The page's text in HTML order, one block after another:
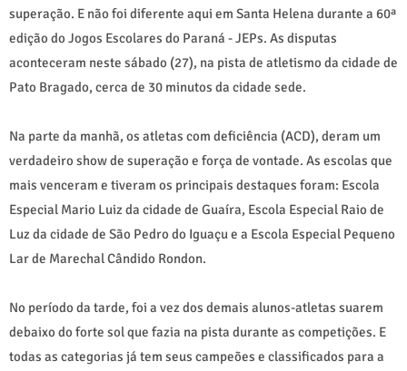
superação. E não foi diferente aqui em Santa Helena durante a 60ª
edição do Jogos Escolares do Paraná - JEPs. As disputas
aconteceram neste sábado (27), na pista de atletismo da cidade de
Pato Bragado, cerca de 30 minutos da cidade sede.
Na parte da manhã, os atletas com deficiência (ACD), deram um
verdadeiro show de superação e força de vontade. As escolas que
mais venceram e tiveram os principais destaques foram: Escola
Especial Mario Luiz da cidade de Guaíra, Escola Especial Raio de
Luz da cidade de São Pedro do Iguaçu e a Escola Especial Pequeno
Lar de Marechal Cândido Rondon.
No período da tarde, foi a vez dos demais alunos-atletas suarem
debaixo do forte sol que fazia na pista durante as competições. E
todas as categorias já tem seus campeões e classificados para a